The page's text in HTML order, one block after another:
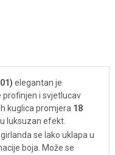
elegantan je
i svjetlucav
kuglica promjera 18
luksuzan efekt.
se lako uklapa u
boja. Može se